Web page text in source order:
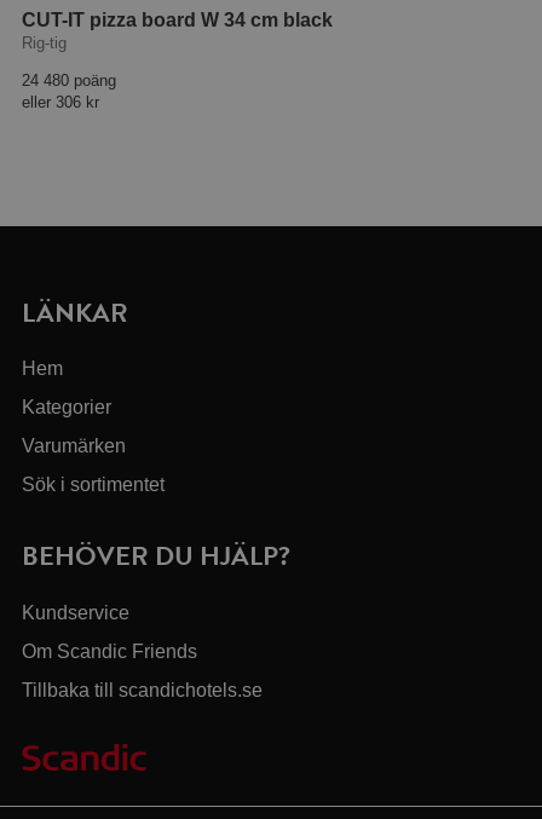
CUT-IT pizza board W 34 cm black
Rig-tig
24 480 poäng
eller 306 kr
LÄNKAR
Hem
Kategorier
Varumärken
Sök i sortimentet
BEHÖVER DU HJÄLP?
Kundservice
Om Scandic Friends
Tillbaka till scandichotels.se